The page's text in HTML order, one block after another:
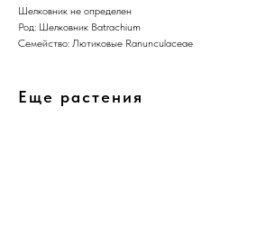
Шелковник не определен
Род: Шелковник Batrachium
Семейство: Лютиковые Ranunculaceae
Еще растения